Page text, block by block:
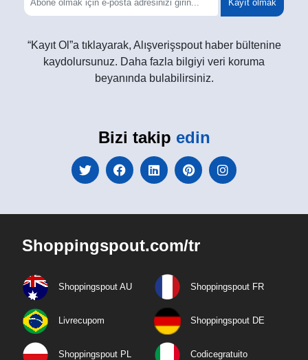
Kayıt olmak
“Kayıt Ol”a tıklayarak, Alışverişspout haber bültenine
kaydolursunuz. Daha fazla bilgiyi veri koruma
beyanında bulabilirsiniz.
Bizi takip edin
Shoppingspout.com/tr
Shoppingspout AU Shoppingspout FR
Livrecupom Shoppingspout DE
Shoppingspout PL Codicegratuito